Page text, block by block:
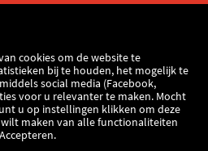
cookies om de website te
bij te houden, het mogelijk te
social media (Facebook,
voor u relevanter te maken. Mocht
u op instellingen klikken om deze
maken van alle functionaliteiten